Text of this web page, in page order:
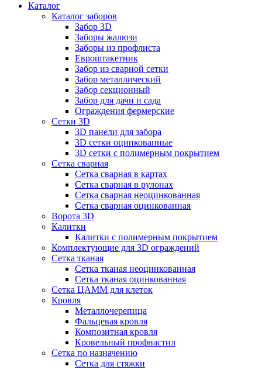
Каталог
Каталог заборов
Забор 3D
Заборы жалюзи
Заборы из профлиста
Евроштакетник
Забор из сварной сетки
Забор металлический
Забор секционный
Забор для дачи и сада
Ограждения фермерские
Сетки 3D
3D панели для забора
3D сетки оцинкованные
3D сетки с полимерным покрытием
Сетка сварная
Сетка сварная в картах
Сетка сварная в рулонах
Сетка сварная неоцинкованная
Сетка сварная оцинкованная
Ворота 3D
Калитки
Калитки с полимерным покрытием
Комплектующие для 3D ограждений
Сетка тканая
Сетка тканая неоцинкованная
Сетка тканая оцинкованная
Сетка ЦАММ для клеток
Кровля
Металлочерепица
Фальцевая кровля
Композитная кровля
Кровельный профнастил
Сетка по назначению
Сетка для стяжки